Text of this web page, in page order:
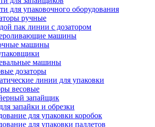
для упаковочного оборудования
ручные
пак линии с дозатором
машины
машины
машины
дозаторы
линии для упаковки
весовые
запайщик
запайки и обрезки
для упаковки коробок
для упаковки паллетов